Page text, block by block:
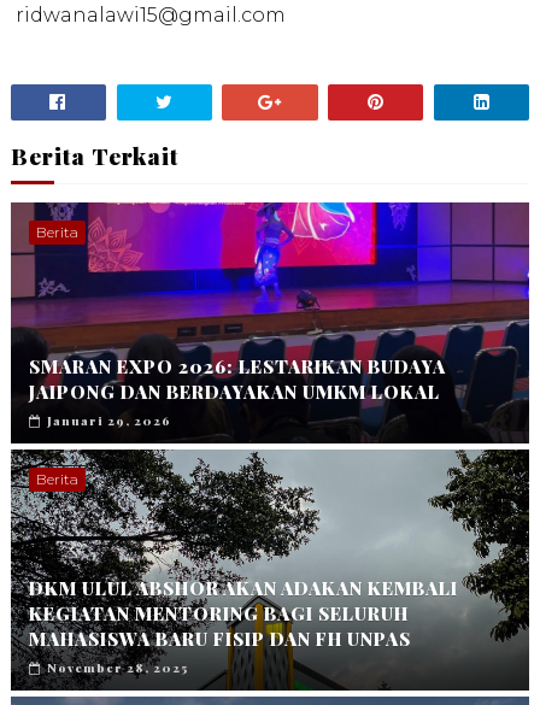
ridwanalawi15@gmail.com
Berita Terkait
Berita
SMARAN EXPO 2026: LESTARIKAN BUDAYA
JAIPONG DAN BERDAYAKAN UMKM LOKAL
Januari 29, 2026
Berita
DKM ULUL ABSHOR AKAN ADAKAN KEMBALI
KEGIATAN MENTORING BAGI SELURUH
MAHASISWA BARU FISIP DAN FH UNPAS
November 28, 2025